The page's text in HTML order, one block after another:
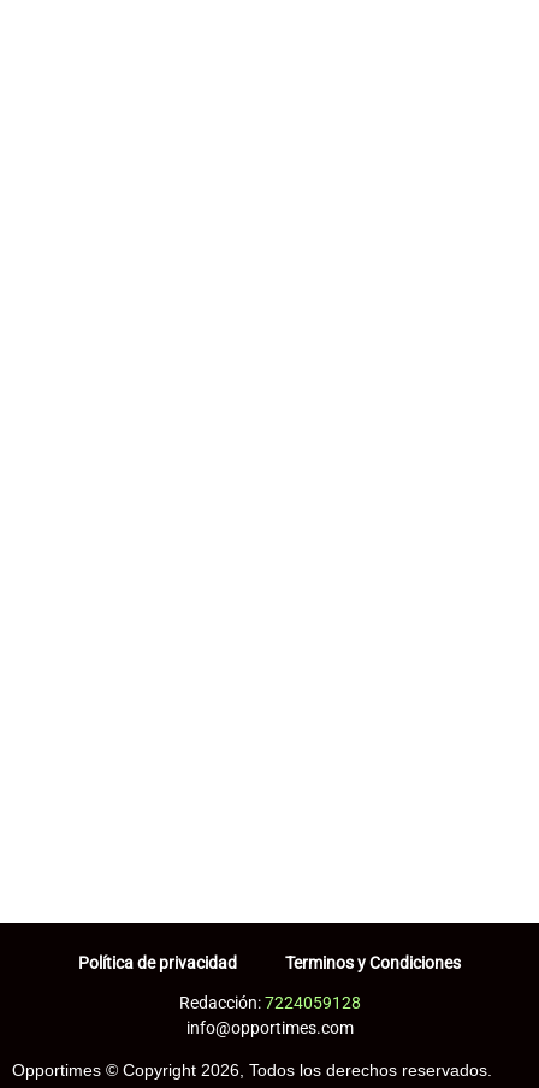
Política de privacidad Terminos y Condiciones
Redacción:7224059128
info@opportimes.com
Opportimes © Copyright 2026, Todos los derechos reservados.